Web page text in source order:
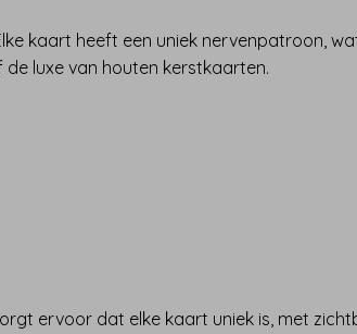
kaart heeft een uniek nervenpatroon,
luxe van houten kerstkaarten.
ervoor dat elke kaart uniek is, met